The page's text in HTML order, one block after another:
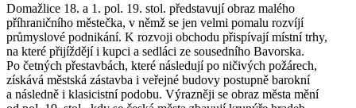
Domažlice 18. a 1. pol. 19. stol. představují obraz malého
příhraničního městečka, v němž se jen velmi pomalu rozvíjí
průmyslové podnikání. K rozvoji obchodu přispívají místní trhy,
na které přijíždějí i kupci a sedláci ze sousedního Bavorska.
Po četných přestavbách, které následují po ničivých požárech,
získává městská zástavba i veřejné budovy postupně barokní
a následně i klasicistní podobu. Výrazněji se obraz města mění